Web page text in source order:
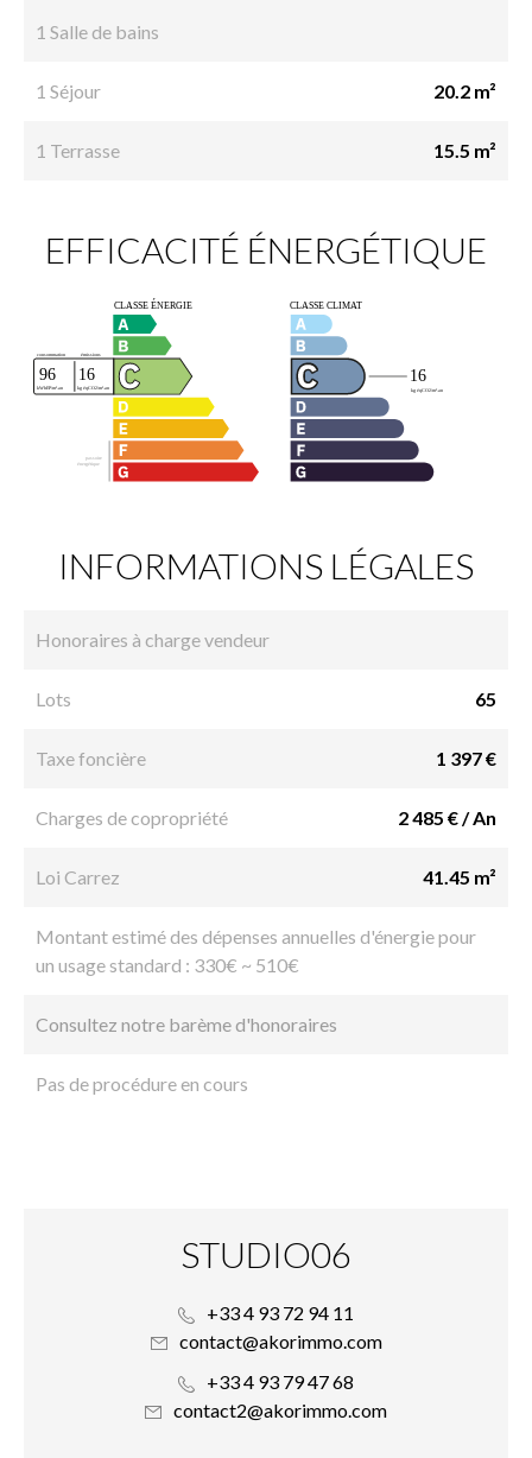
1 Salle de bains
1 Séjour 20.2 m²
1 Terrasse 15.5 m²
EFFICACITÉ ÉNERGÉTIQUE
INFORMATIONS LÉGALES
Honoraires à charge vendeur
Lots 65
Taxe foncière 1 397 €
Charges de copropriété 2 485 € / An
Loi Carrez 41.45 m²
Montant estimé des dépenses annuelles d'énergie pour
un usage standard : 330€ ~ 510€
Consultez notre barème d'honoraires
Pas de procédure en cours
STUDIO06
+33 4 93 72 94 11
contact@akorimmo.com
+33 4 93 79 47 68
contact2@akorimmo.com